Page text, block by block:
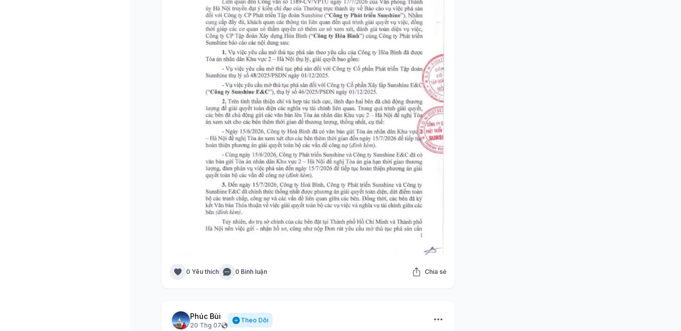
0 Yêu thích 0 Bình luận Chia sẻ
Phúc Bùi
20 Thg 07
Theo Dõi